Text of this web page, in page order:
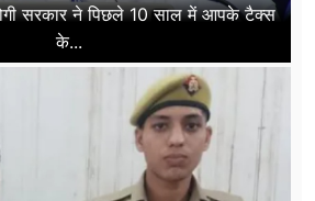
सरकार ने पिछले 10 साल में आपके टैक्स
के...